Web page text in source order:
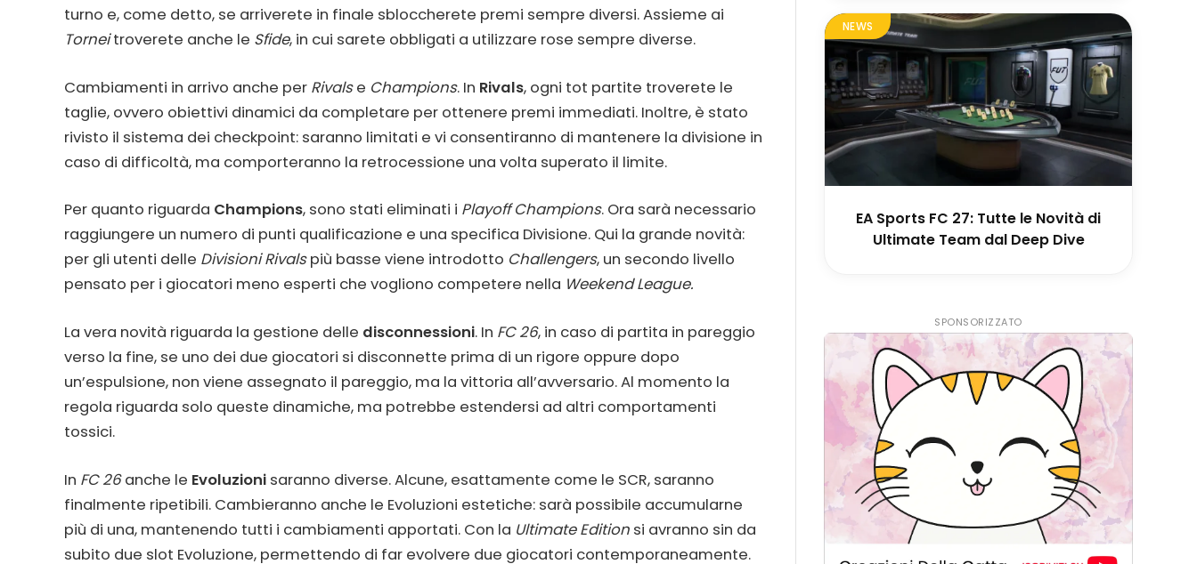
turno e, come detto, se arriverete in finale sbloccherete premi sempre diversi. Assieme ai
Torneitroverete anche le Sfide, in cui sarete obbligati a utilizzare rose sempre diverse.
Cambiamenti in arrivo anche per Rivalse Champions. In Rivals, ogni tot partite troverete le
taglie, ovvero obiettivi dinamici da completare per ottenere premi immediati. Inoltre, è stato
rivisto il sistema dei checkpoint: saranno limitati e vi consentiranno di mantenere la divisione in
caso di difficoltà, ma comporteranno la retrocessione una volta superato il limite.
Per quanto riguarda Champions, sono stati eliminati i Playoff Champions. Ora sarà necessario
raggiungere un numero di punti qualificazione e una specifica Divisione. Qui la grande novità:
per gli utenti delle Divisioni Rivalspiù basse viene introdotto Challengers, un secondo livello
pensato per i giocatori meno esperti che vogliono competere nella Weekend League.
La vera novità riguarda la gestione delle disconnessioni. In FC 26, in caso di partita in pareggio
verso la fine, se uno dei due giocatori si disconnette prima di un rigore oppure dopo
un’espulsione, non viene assegnato il pareggio, ma la vittoria all’avversario. Al momento la
regola riguarda solo queste dinamiche, ma potrebbe estendersi ad altri comportamenti
tossici.
In FC 26anche le Evoluzioni saranno diverse. Alcune, esattamente come le SCR, saranno
finalmente ripetibili. Cambieranno anche le Evoluzioni estetiche: sarà possibile accumularne
più di una, mantenendo tutti i cambiamenti apportati. Con la Ultimate Edition si avranno sin da
subito due slot Evoluzione, permettendo di far evolvere due giocatori contemporaneamente.
NEWS
EA Sports FC 27: Tutte le Novità di
Ultimate Team dal Deep Dive
SPONSORIZZATO